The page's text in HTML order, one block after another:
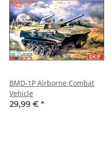
BMD-1P Airborne Combat
Vehicle
29,99 € *